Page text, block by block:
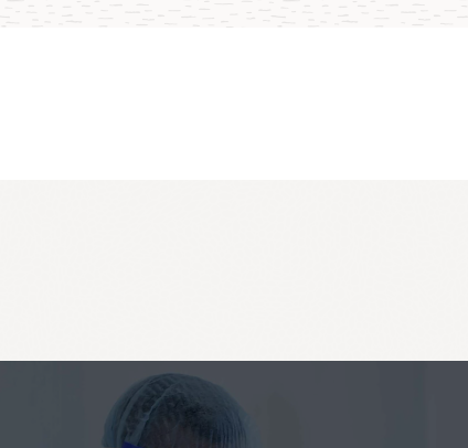
قياسات البنية التحتية والتطبيقات
قياسات البنية الأساسية غير التقليدية
التنبيهات والإشعارات
الكشف عن أوجه الخلل
معالجة القيم الشاذة قبل أن تؤثر في عمليات الأعمال. تُعلم التنبيهات
التسعير
التسعير المستند إلى الاستهلاك
الدفع فقط للقياسات التي تقوم باستيرادها وتحليلها.